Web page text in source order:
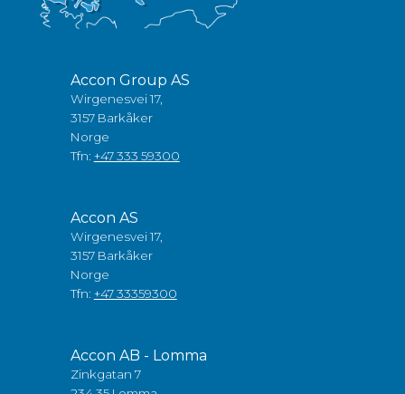
Accon Group AS
Wirgenesvei 17,
3157 Barkåker
Norge
Tfn: +47 333 59300
Accon AS
Wirgenesvei 17,
3157 Barkåker
Norge
Tfn: +47 33359300
Accon AB - Lomma
Zinkgatan 7